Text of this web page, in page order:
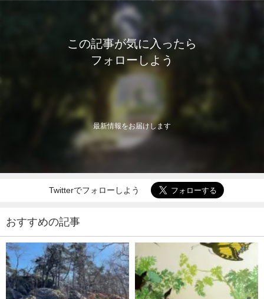
この記事が気に入ったら
フォローしよう
最新情報をお届けします
Twitterでフォローしよう
おすすめの記事